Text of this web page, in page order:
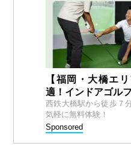
【福岡・大橋エ
適！インドアゴル
西鉄大橋駅から徒歩７
気軽に無料体験！
Sponsored